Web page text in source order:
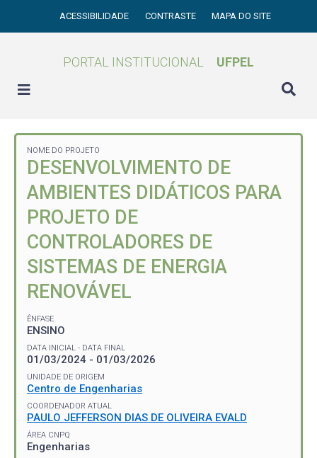
ACESSIBILIDADE CONTRASTE MAPA DO SITE
PORTAL INSTITUCIONAL UFPEL
NOME DO PROJETO
DESENVOLVIMENTO DE
AMBIENTES DIDÁTICOS PARA
PROJETO DE
CONTROLADORES DE
SISTEMAS DE ENERGIA
RENOVÁVEL
ÊNFASE
ENSINO
DATA INICIAL - DATA FINAL
01/03/2024 - 01/03/2026
UNIDADE DE ORIGEM
Centro de Engenharias
COORDENADOR ATUAL
PAULO JEFFERSON DIAS DE OLIVEIRA EVALD
ÁREA CNPQ
Engenharias